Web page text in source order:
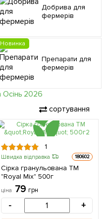
Добрива для
фермерів
Новинка
Препарати для
фермерів
сортування
1
Швидка відправка 180602
Сірка гранульована ТМ
"Royal Mix" 500г
ціна 79 грн
- +